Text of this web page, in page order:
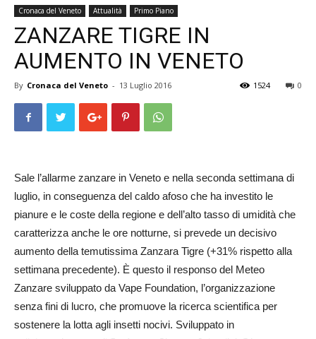
Veneto
Cronaca del Veneto Attualità Primo Piano
ZANZARE TIGRE IN
AUMENTO IN VENETO
By Cronaca del Veneto - 13 Luglio 2016 0
1524
Sale l’allarme zanzare in Veneto e nella seconda settimana di
luglio, in conseguenza del caldo afoso che ha investito le
pianure e le coste della regione e dell’alto tasso di umidità che
caratterizza anche le ore notturne, si prevede un decisivo
aumento della temutissima Zanzara Tigre (+31% rispetto alla
settimana precedente). È questo il responso del Meteo
Zanzare sviluppato da Vape Foundation, l’organizzazione
senza fini di lucro, che promuove la ricerca scientifica per
sostenere la lotta agli insetti nocivi. Sviluppato in